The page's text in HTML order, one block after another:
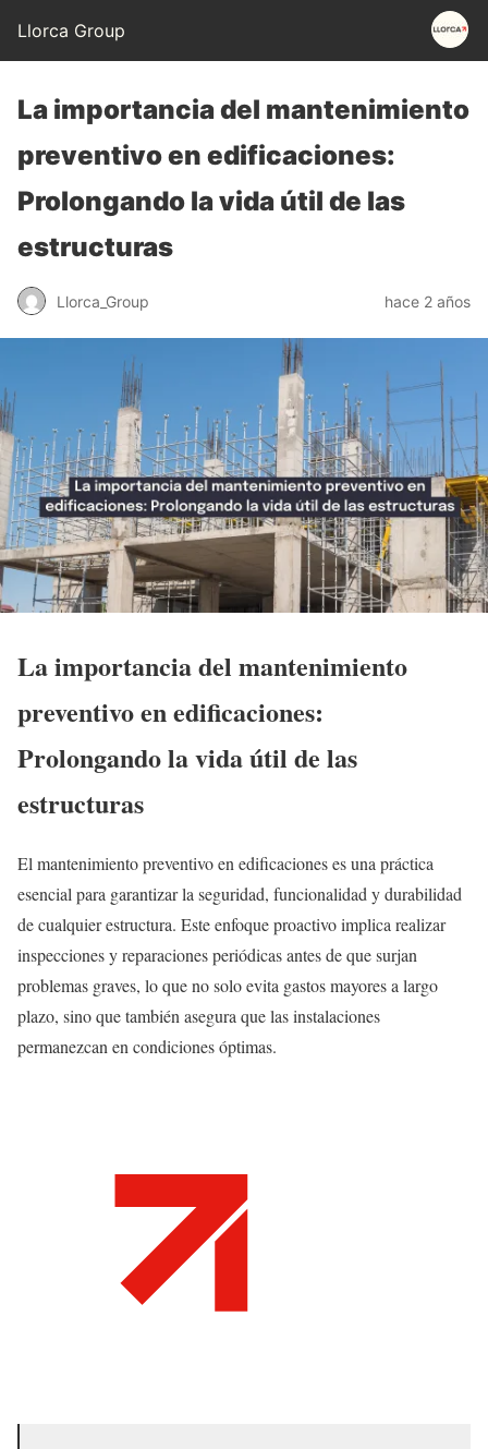
Llorca Group
La importancia del mantenimiento
preventivo en edificaciones:
Prolongando la vida útil de las
estructuras
Llorca_Group hace 2 años
La importancia del mantenimiento
preventivo en edificaciones:
Prolongando la vida útil de las
estructuras
El mantenimiento preventivo en edificaciones es una práctica
esencial para garantizar la seguridad, funcionalidad y durabilidad
de cualquier estructura. Este enfoque proactivo implica realizar
inspecciones y reparaciones periódicas antes de que surjan
problemas graves, lo que no solo evita gastos mayores a largo
plazo, sino que también asegura que las instalaciones
permanezcan en condiciones óptimas.